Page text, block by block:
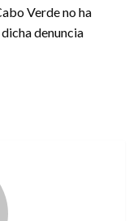
Verde no ha
denuncia